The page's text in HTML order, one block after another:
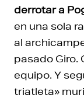
derrotar a
en una sola
al
pasado Giro.
equipo. Y
triatleta»